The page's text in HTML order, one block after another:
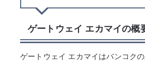
ゲートウェイ エカマイの概
ゲートウェイ エカマイはバンコク